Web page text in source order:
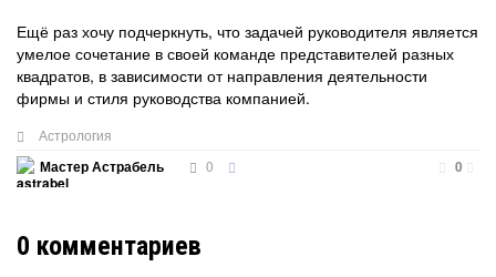
Ещё раз хочу подчеркнуть, что задачей руководителя является
умелое сочетание в своей команде представителей разных
квадратов, в зависимости от направления деятельности
фирмы и стиля руководства компанией.
Астрология
Мастер Астрабель
0 0
0 комментариев